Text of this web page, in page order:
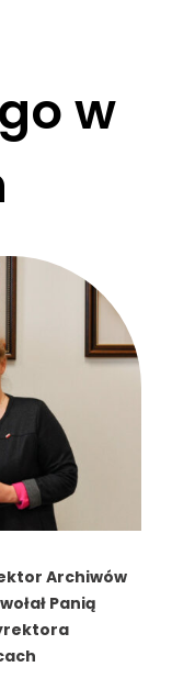
w
Archiwów
Panią